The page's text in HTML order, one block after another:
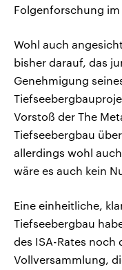
Folgenforschung
Wohl auch
bisher darauf, das
Genehmigung
Vorstoß der The
Tiefseebergbau
allerdings wohl
wäre es auch kein
Eine einheitliche,
Tiefseebergbau
des ISA-Rates noch
Vollversammlung,